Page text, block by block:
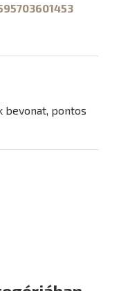
bevonat, pontos